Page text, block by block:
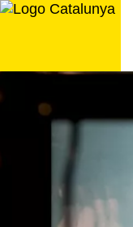
Aller